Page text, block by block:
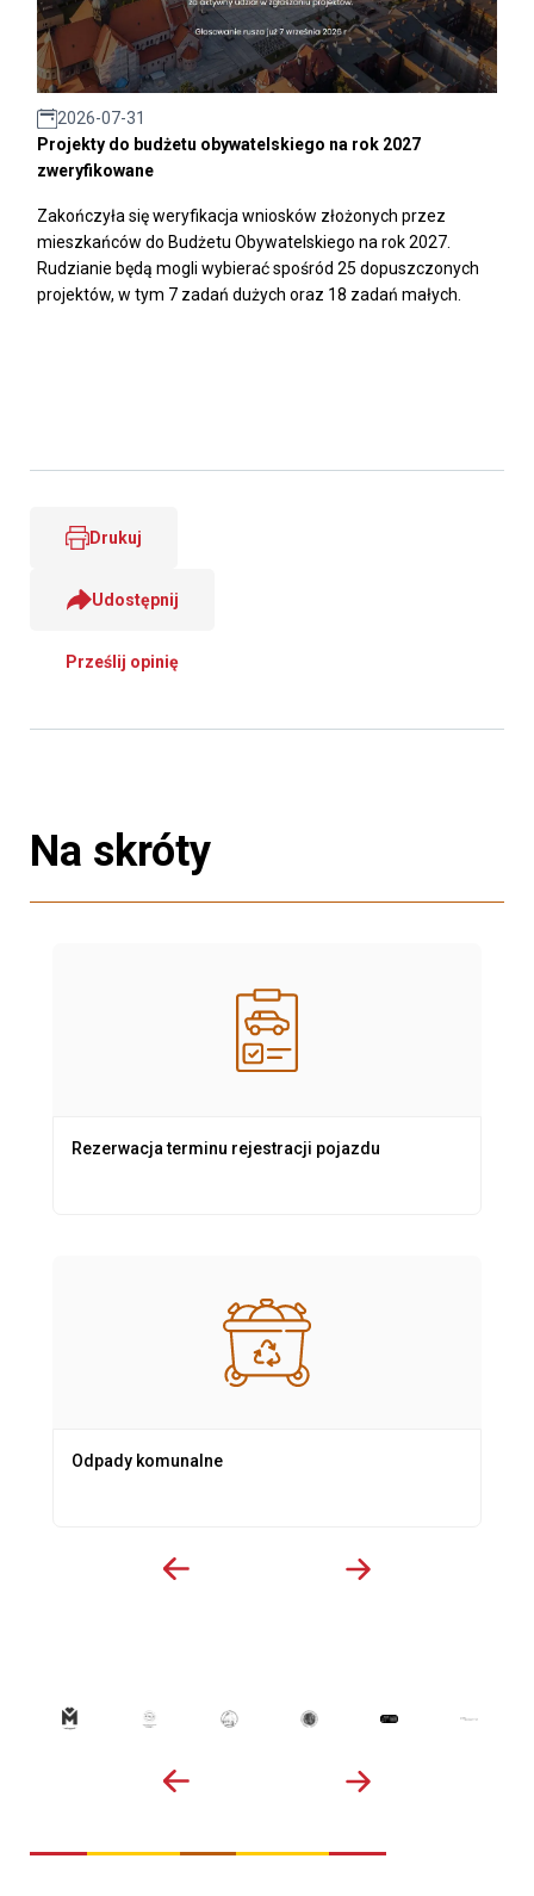
2026-07-31
Projekty do budżetu obywatelskiego na rok 2027
zweryfikowane
Zakończyła się weryfikacja wniosków złożonych przez
mieszkańców do Budżetu Obywatelskiego na rok 2027.
Rudzianie będą mogli wybierać spośród 25 dopuszczonych
projektów, w tym 7 zadań dużych oraz 18 zadań małych.
Drukuj
Udostępnij
Prześlij opinię
Na skróty
Rezerwacja terminu rejestracji pojazdu
Odpady komunalne